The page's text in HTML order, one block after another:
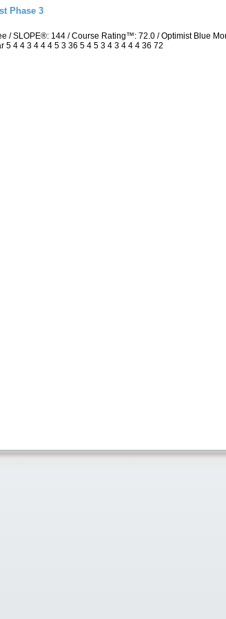
Phase 3
/ SLOPE®: 144 / Course Rating™: 72.0 / Optimist Blue
5 4 4 3 4 4 4 5 3 36 5 4 5 3 4 3 4 4 4 36 72